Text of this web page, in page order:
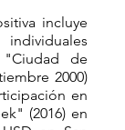
incluye
"Ciudad de
2000)
en
(2016) en